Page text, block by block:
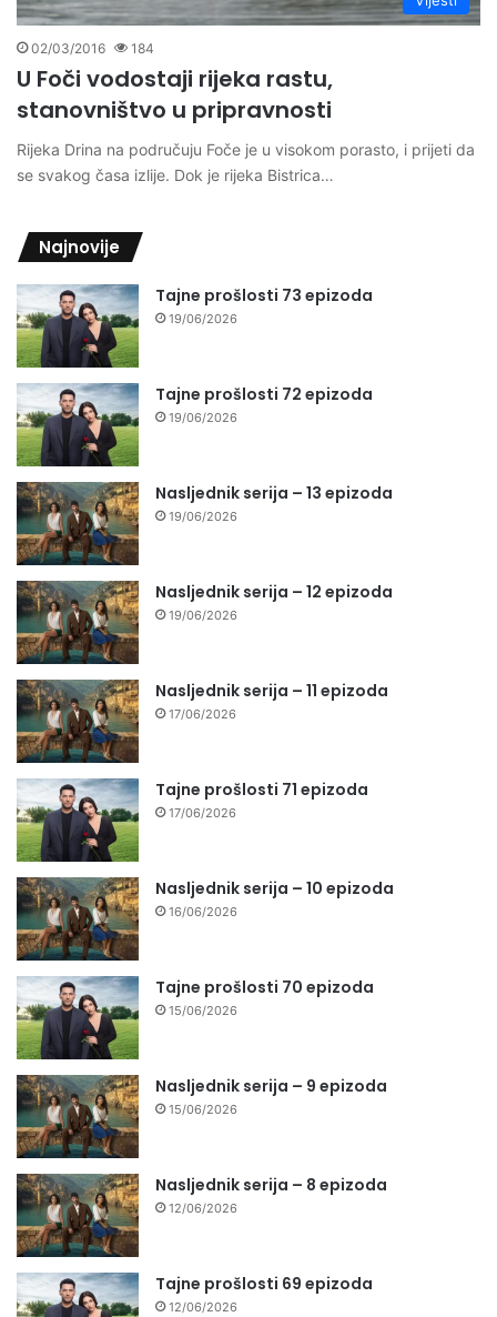
02/03/2016 184
U Foči vodostaji rijeka rastu,
stanovništvo u pripravnosti
Rijeka Drina na područuju Foče je u visokom porasto, i prijeti da
se svakog časa izlije. Dok je rijeka Bistrica…
Najnovije
Tajne prošlosti 73 epizoda
19/06/2026
Tajne prošlosti 72 epizoda
19/06/2026
Nasljednik serija – 13 epizoda
19/06/2026
Nasljednik serija – 12 epizoda
19/06/2026
Nasljednik serija – 11 epizoda
17/06/2026
Tajne prošlosti 71 epizoda
17/06/2026
Nasljednik serija – 10 epizoda
16/06/2026
Tajne prošlosti 70 epizoda
15/06/2026
Nasljednik serija – 9 epizoda
15/06/2026
Nasljednik serija – 8 epizoda
12/06/2026
Tajne prošlosti 69 epizoda
12/06/2026